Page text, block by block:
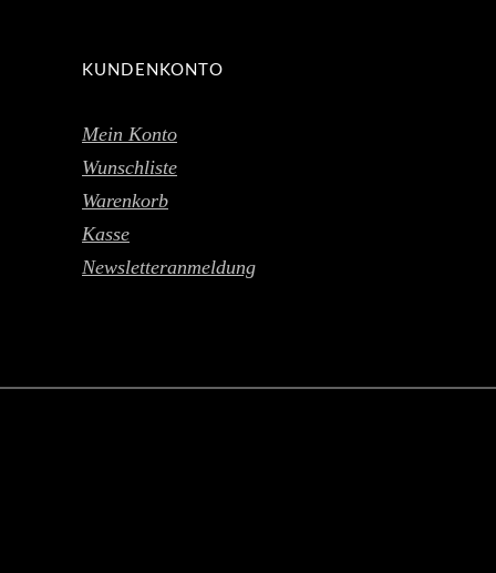
KUNDENKONTO
Mein Konto
Wunschliste
Warenkorb
Kasse
Newsletteranmeldung